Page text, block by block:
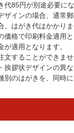
85円が別途必要にな
インの場合、通常
はがき代はかかりま
格で印刷料金適用
適用となります。
することができませ
拶状デザインの異
のはがきを、同時に